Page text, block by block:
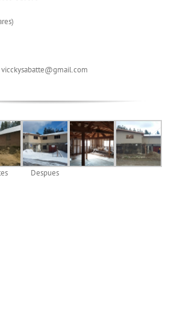
vicckysabatte@gmail.com
Despues